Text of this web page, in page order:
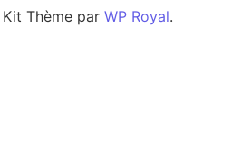
Thème par WP Royal.